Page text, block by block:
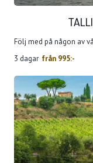
Följ med på någon av
3 dagar från 995:-